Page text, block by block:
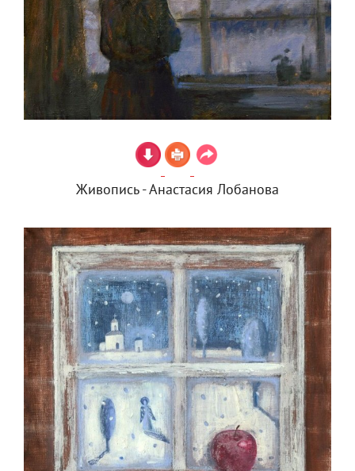
Живопись - Анастасия Лобанова